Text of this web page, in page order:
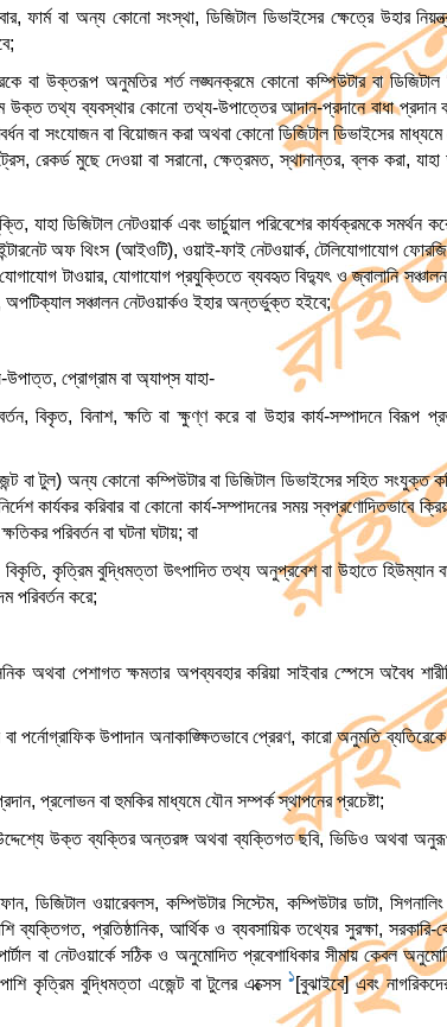
ফার্ম বা অন্য কোনো সংস্থা, ডিজিটাল ডিভাইসের ক্ষেত্রে উহার
বা উক্তরূপ অনুমতির শর্ত লঙ্ঘনক্রমে কোনো কম্পিউটার বা ডিজিটাল
উক্ত তথ্য ব্যবস্থার কোনো তথ্য-উপাত্তের আদান-প্রদানে বাধা প্রদান
বা সংযোজন বা বিয়োজন করা অথবা কোনো ডিজিটাল ডিভাইসের
মুছে দেওয়া বা সরানো, ক্ষেত্রমত, স্থানান্তর, ব্লক করা, যাহা
ডিজিটাল নেটওয়ার্ক এবং ভার্চুয়াল পরিবেশের কার্যক্রমকে সমর্থন করে;
ইন্টারনেট অফ থিংস (আইওটি), ওয়াই-ফাই নেটওয়ার্ক, টেলিযোগাযোগ
টাওয়ার, যোগাযোগ প্রযুক্তিতে ব্যবহৃত বিদ্যুৎ ও জ্বালানি
সঞ্চালন নেটওয়ার্কও ইহার অন্তর্ভুক্ত হইবে;
প্রোগ্রাম বা অ্যাপ্‌স যাহা-
বিকৃত, বিনাশ, ক্ষতি বা ক্ষুণ্ণ করে বা উহার কার্য-সম্পাদনে বিরূপ
বা টুল) অন্য কোনো কম্পিউটার বা ডিজিটাল ডিভাইসের সহিত সংযুক্ত
কার্যকর করিবার বা কোনো কার্য-সম্পাদনের সময় স্বপ্রণোদিতভাবে
পরিবর্তন বা ঘটনা ঘটায়; বা
কৃত্রিম বুদ্ধিমত্তা উৎপাদিত তথ্য অনুপ্রবেশ বা উহাতে হিউম্যান
পরিবর্তন করে;
অথবা পেশাগত ক্ষমতার অপব্যবহার করিয়া সাইবার স্পেসে অবৈধ
পর্নোগ্রাফিক উপাদান অনাকাঙ্ক্ষিতভাবে প্রেরণ, কারো অনুমতি
প্রলোভন বা হুমকির মাধ্যমে যৌন সম্পর্ক স্থাপনের প্রচেষ্টা;
উদ্দেশ্যে উক্ত ব্যক্তির অন্তরঙ্গ অথবা ব্যক্তিগত ছবি, ভিডিও অথবা
ডিজিটাল ওয়ারেবলস, কম্পিউটার সিস্টেম, কম্পিউটার ডাটা,
ব্যক্তিগত, প্রতিষ্ঠানিক, আর্থিক ও ব্যবসায়িক তথ্যের সুরক্ষা, সরকারি-
বা নেটওয়ার্কে সঠিক ও অনুমোদিত প্রবেশাধিকার সীমায় কেবল
কৃত্রিম বুদ্ধিমত্তা এজেন্ট বা টুলের এক্সেস1[বুঝাইবে] এবং নাগরিকদের